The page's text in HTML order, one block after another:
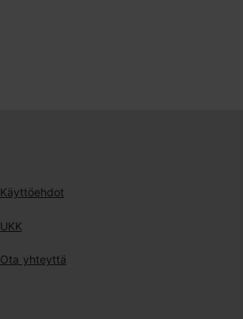
Käyttöehdot
UKK
Ota yhteyttä